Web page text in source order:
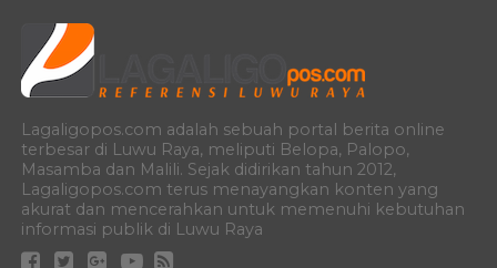
Lagaligopos.com adalah sebuah portal berita online
terbesar di Luwu Raya, meliputi Belopa, Palopo,
Masamba dan Malili. Sejak didirikan tahun 2012,
Lagaligopos.com terus menayangkan konten yang
akurat dan mencerahkan untuk memenuhi kebutuhan
informasi publik di Luwu Raya